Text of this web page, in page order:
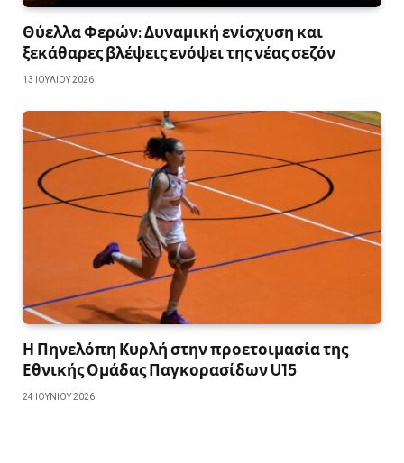
Θύελλα Φερών: Δυναμική ενίσχυση και
ξεκάθαρες βλέψεις ενόψει της νέας σεζόν
13 ΙΟΥΛΊΟΥ 2026
Η Πηνελόπη Κυρλή στην προετοιμασία της
Εθνικής Ομάδας Παγκορασίδων U15
24 ΙΟΥΝΊΟΥ 2026